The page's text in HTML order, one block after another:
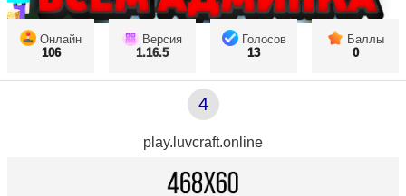
Онлайн
106
Версия
1.16.5
Голосов
13
Баллы
0
4
play.luvcraft.online